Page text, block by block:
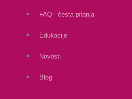
FAQ - česta pitanja
Edukacije
Novosti
Blog